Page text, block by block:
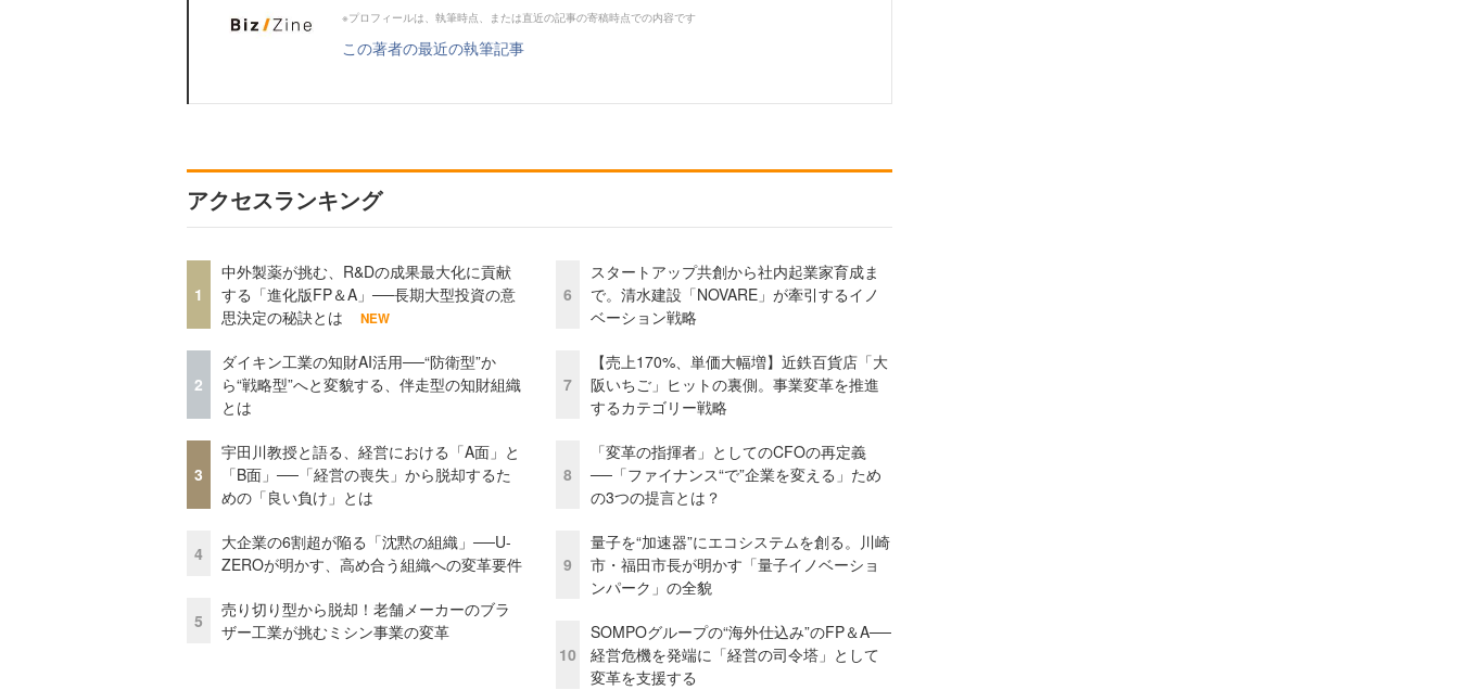
※プロフィールは、執筆時点、または直近の記事の寄稿時点での内容です
この著者の最近の執筆記事
アクセスランキング
1
中外製薬が挑む、R&Dの成果最大化に貢献
する「進化版FP＆A」──長期大型投資の意
思決定の秘訣とは
NEW
2
ダイキン工業の知財AI活用──“防衛型”か
ら“戦略型”へと変貌する、伴走型の知財組織
とは
3
宇田川教授と語る、経営における「A面」と
「B面」──「経営の喪失」から脱却するた
めの「良い負け」とは
4
大企業の6割超が陥る「沈黙の組織」──U-
ZEROが明かす、高め合う組織への変革要件
5
売り切り型から脱却！老舗メーカーのブラ
ザー工業が挑むミシン事業の変革
6
スタートアップ共創から社内起業家育成ま
で。清水建設「NOVARE」が牽引するイノ
ベーション戦略
7
【売上170%、単価大幅増】近鉄百貨店「大
阪いちご」ヒットの裏側。事業変革を推進
するカテゴリー戦略
8
「変革の指揮者」としてのCFOの再定義
──「ファイナンス“で”企業を変える」ため
の3つの提言とは？
9
量子を“加速器”にエコシステムを創る。川崎
市・福田市長が明かす「量子イノベーショ
ンパーク」の全貌
10
SOMPOグループの“海外仕込み”のFP＆A──
経営危機を発端に「経営の司令塔」として
変革を支援する